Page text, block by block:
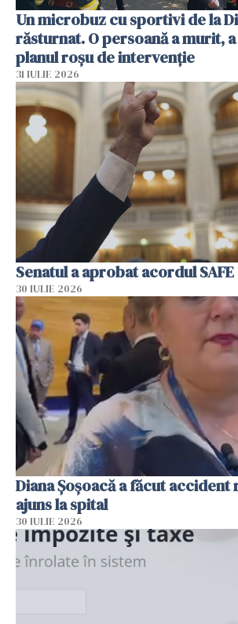
Un microbuz cu sportivi de la
răsturnat. O persoană a murit,
planul roșu de intervenție
31 IULIE 2026
Senatul a aprobat acordul SAFE
30 IULIE 2026
Diana Șoșoacă a făcut accident
ajuns la spital
30 IULIE 2026